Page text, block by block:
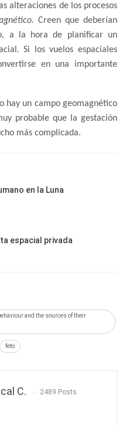
alteraciones de los procesos
Creen que deberían
a la hora de planificar un
Si los vuelos espaciales
en una importante
hay un campo geomagnético
probable que la gestación
más complicada.
en la Luna
espacial privada
and the sources of their
feto
C. 2489 Posts